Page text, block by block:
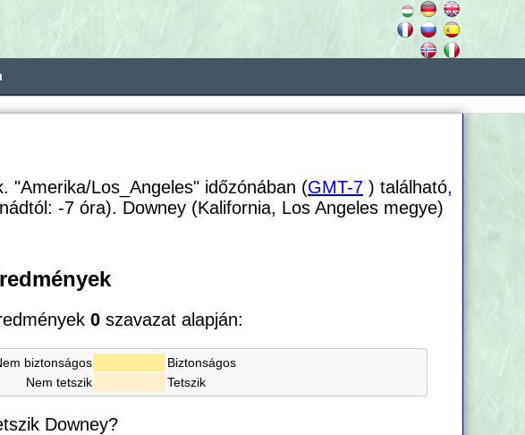
"Amerika/Los_Angeles" időzónában (GMT-7 ) található,
-7 óra). Downey (Kalifornia, Los Angeles megye)
0 szavazat alapján:
biztonságos
Biztonságos
Nem tetszik
Tetszik
Downey?